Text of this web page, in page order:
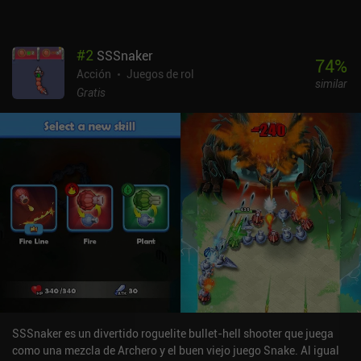
#2 SSSnaker
Acción
Juegos de rol
Gratis
74%
similar
SSSnaker es un divertido roguelite bullet-hell shooter que juega
como una mezcla de Archero y el buen viejo juego Snake. Al igual